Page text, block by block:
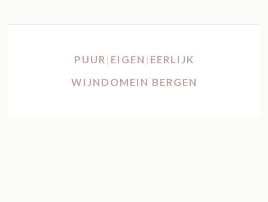
PUUR| EIGEN | EERLIJK
WIJNDOMEIN BERGEN